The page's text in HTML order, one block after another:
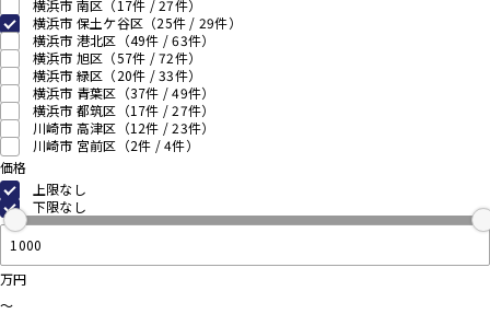
横浜市 南区 （17件 /27件）
横浜市 保土ケ谷区 （25件 / 29件）
横浜市 港北区 （49件 /63件）
横浜市 旭区 （57件 /72件）
横浜市 緑区 （20件 /33件）
横浜市 青葉区 （37件 /49件）
横浜市 都筑区 （17件 /27件）
川崎市 高津区 （12件 /23件）
川崎市 宮前区 （2件 /4件）
価格
上限なし
下限なし
万円
～